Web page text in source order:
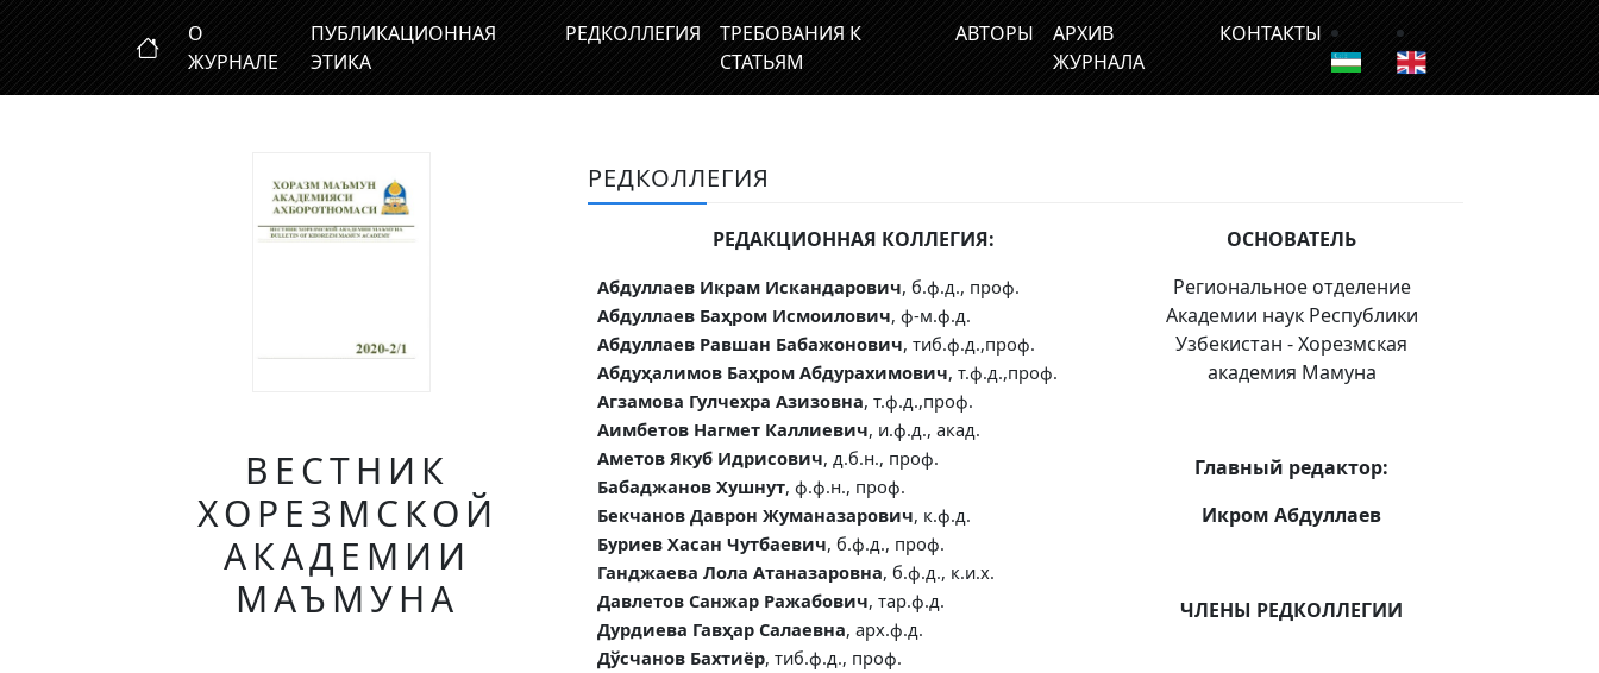
О
ЖУРНАЛЕ
ПУБЛИКАЦИОННАЯ
ЭТИКА
РЕДКОЛЛЕГИЯ
ТРЕБОВАНИЯ К
СТАТЬЯМ
АВТОРЫ
АРХИВ
ЖУРНАЛА
КОНТАКТЫ
ВЕСТНИК
ХОРЕЗМСКОЙ
АКАДЕМИИ
МАЪМУНА
РЕДКОЛЛЕГИЯ
РЕДАКЦИОННАЯ КОЛЛЕГИЯ:
Абдуллаев Икрам Искандарович, б.ф.д., проф.
Абдуллаев Баҳром Исмоилович, ф-м.ф.д.
Абдуллаев Равшан Бабажонович, тиб.ф.д.,проф.
Абдуҳалимов Баҳром Абдурахимович, т.ф.д.,проф.
Агзамова Гулчехра Азизовна, т.ф.д.,проф.
Аимбетов Нагмет Каллиевич, и.ф.д., акад.
Аметов Якуб Идрисович, д.б.н., проф.
Бабаджанов Хушнут, ф.ф.н., проф.
Бекчанов Даврон Жуманазарович, к.ф.д.
Буриев Хасан Чутбаевич, б.ф.д., проф.
Ганджаева Лола Атаназаровна, б.ф.д., к.и.х.
Давлетов Санжар Ражабович, тар.ф.д.
Дурдиева Гавҳар Салаевна, арх.ф.д.
Дўсчанов Бахтиёр, тиб.ф.д., проф.
ОСНОВАТЕЛЬ
Региональное отделение
Академии наук Республики
Узбекистан - Хорезмская
академия Мамуна
Главный редактор:
Икром Абдуллаев
ЧЛЕНЫ РЕДКОЛЛЕГИИ